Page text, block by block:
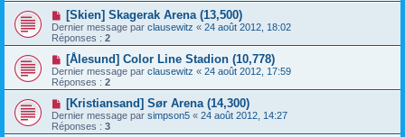
[Skien] Skagerak Arena (13,500)
Dernier message par clausewitz « 24 août 2012, 18:02
Réponses : 2
[Ålesund] Color Line Stadion (10,778)
Dernier message par clausewitz « 24 août 2012, 17:59
Réponses : 2
[Kristiansand] Sør Arena (14,300)
Dernier message par simpson5 « 24 août 2012, 14:27
Réponses : 3